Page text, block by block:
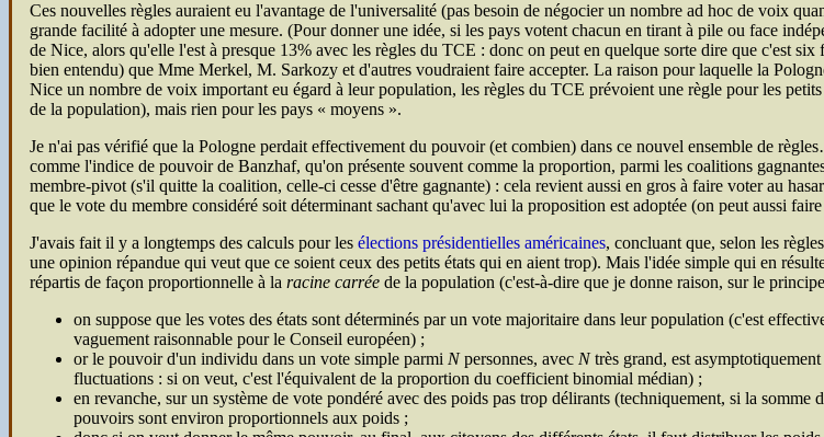
Ces nouvelles règles auraient eu l'avantage de l'universalité (pas besoin de négocier un nombre ad hoc de voix
grande facilité à adopter une mesure. (Pour donner une idée, si les pays votent chacun en tirant à pile ou face
de Nice, alors qu'elle l'est à presque 13% avec les règles du TCE : donc on peut en quelque sorte dire que c'est
bien entendu) que Mme Merkel, M. Sarkozy et d'autres voudraient faire accepter. La raison pour laquelle la
Nice un nombre de voix important eu égard à leur population, les règles du TCE prévoient une règle pour les
de la population), mais rien pour les pays « moyens ».
Je n'ai pas vérifié que la Pologne perdait effectivement du pouvoir (et combien) dans ce nouvel ensemble de
comme l'indice de pouvoir de Banzhaf, qu'on présente souvent comme la proportion, parmi les coalitions
membre-pivot (s'il quitte la coalition, celle-ci cesse d'être gagnante) : cela revient aussi en gros à faire voter au
que le vote du membre considéré soit déterminant sachant qu'avec lui la proposition est adoptée (on peut aussi
J'avais fait il y a longtemps des calculs pour les élections présidentielles américaines, concluant que, selon les
une opinion répandue qui veut que ce soient ceux des petits états qui en aient trop). Mais l'idée simple qui en
répartis de façon proportionnelle à la racine carrée de la population (c'est-à-dire que je donne raison, sur le
on suppose que les votes des états sont déterminés par un vote majoritaire dans leur population (c'est
vaguement raisonnable pour le Conseil européen) ;
or le pouvoir d'un individu dans un vote simple parmi Npersonnes, avec Ntrès grand, est
fluctuations : si on veut, c'est l'équivalent de la proportion du coefficient binomial médian) ;
en revanche, sur un système de vote pondéré avec des poids pas trop délirants (techniquement, si la
pouvoirs sont environ proportionnels aux poids ;